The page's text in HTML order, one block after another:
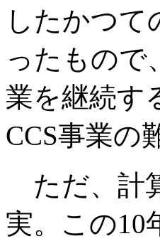
したかつて
ったもので
業を継続す
CCS事業の
ただ、計
実。この10